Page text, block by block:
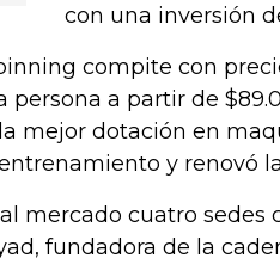
con una inversión
compite con
persona a partir de
mejor dotación en
y renovó
mercado cuatro sedes
fundadora de la